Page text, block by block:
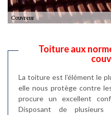
Toiture aux
La toiture est l’élément le
elle nous protège contre
procure un excellent
Disposant de plusieurs